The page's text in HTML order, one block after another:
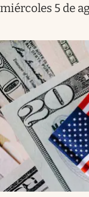
miércoles 5 de